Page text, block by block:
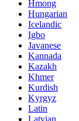
Hmong
Hungarian
Icelandic
Igbo
Javanese
Kannada
Kazakh
Khmer
Kurdish
Kyrgyz
Latin
Latvian